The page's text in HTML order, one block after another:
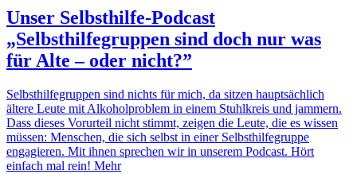
Unser Selbsthilfe-Podcast
„Selbsthilfegruppen sind doch nur was
für Alte – oder nicht?”
Selbsthilfegruppen sind nichts für mich, da sitzen hauptsächlich
ältere Leute mit Alkoholproblem in einem Stuhlkreis und jammern.
Dass dieses Vorurteil nicht stimmt, zeigen die Leute, die es wissen
müssen: Menschen, die sich selbst in einer Selbsthilfegruppe
engagieren. Mit ihnen sprechen wir in unserem Podcast. Hört
einfach mal rein! Mehr